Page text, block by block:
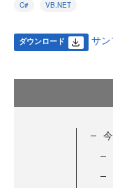
C# VB.NET
ダウンロード サ